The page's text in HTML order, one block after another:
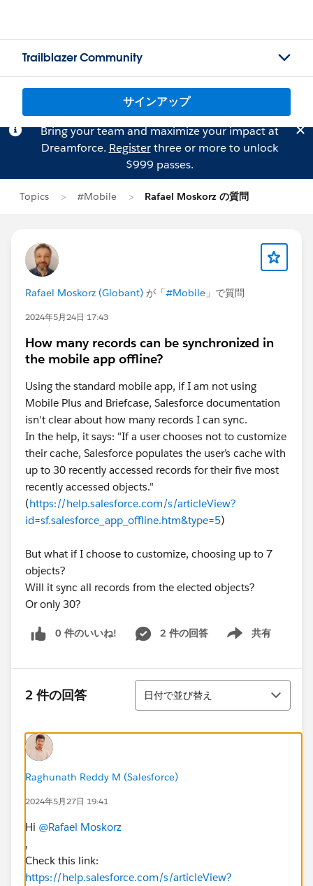
Trailblazer Community
サインアップ
Bring your team and maximize your impact at
Dreamforce. Registerthree or more to unlock
$999 passes.
Topics #Mobile Rafael Moskorz の質問
Rafael Moskorz (Globant) が「#Mobile 」で質問
2024年5月24日 17:43
How many records can be synchronized in
the mobile app offline?
Using the standard mobile app, if I am not using
Mobile Plus and Briefcase, Salesforce documentation
isn't clear about how many records I can sync.
In the help, it says: "If a user chooses not to customize
their cache, Salesforce populates the user’s cache with
up to 30 recently accessed records for their five most
recently accessed objects."
(https://help.salesforce.com/s/articleView?
id=sf.salesforce_app_offline.htm&type=5)
But what if I choose to customize, choosing up to 7
objects?
Will it sync all records from the elected objects?
Or only 30?
0 件のいいね! 2 件の回答 共有
Show menu
2 件の回答
並び替え
日付で並び替え
Raghunath Reddy M (Salesforce)
2024年5月27日 19:41
Hi @Rafael Moskorz
,
Check this link:
https://help.salesforce.com/s/articleView?